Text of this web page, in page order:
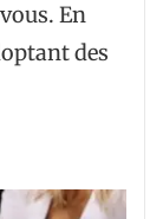
En
des